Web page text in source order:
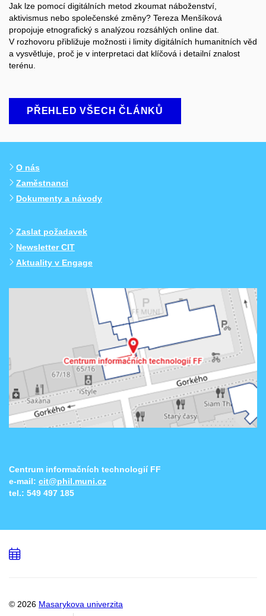
Jak lze pomocí digitálních metod zkoumat náboženství,
aktivismus nebo společenské změny? Tereza Menšíková
propojuje etnografický s analýzou rozsáhlých online dat.
V rozhovoru přibližuje možnosti i limity digitálních humanitních věd
a vysvětluje, proč je v interpretaci dat klíčová i detailní znalost
terénu
PŘEHLED VŠECH ČLÁNKŮ
O nás
Zaměstnanci
Dokumenty a návody
Zaslat požadavek
Newsletter CIT
Aktuality v Engage
Centrum informačních technologií FF
e-mail: cit@phil.muni.cz
tel.: 549 497 185
© 2026 Masarykova univerzita
Přidat